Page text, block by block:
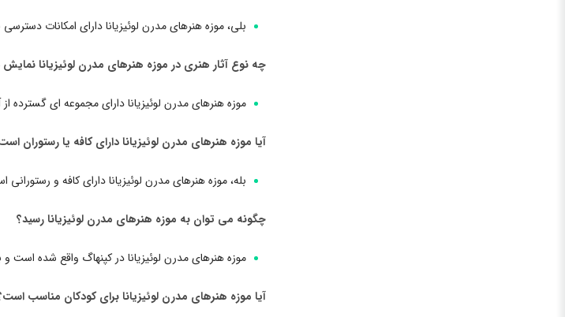
بلی، موزه هنرهای مدرن لوئیزیانا دارای امکانات
چه نوع آثار هنری در موزه هنرهای مدرن لوئیزیانا
موزه هنرهای مدرن لوئیزیانا دارای مجموعه ای
آیا موزه هنرهای مدرن لوئیزیانا دارای کافه یا رستوران
بله، موزه هنرهای مدرن لوئیزیانا دارای کافه و
چگونه می توان به موزه هنرهای مدرن لوئیزیانا رسید؟
موزه هنرهای مدرن لوئیزیانا در کپنهاگ واقع شده
آیا موزه هنرهای مدرن لوئیزیانا برای کودکان مناسب